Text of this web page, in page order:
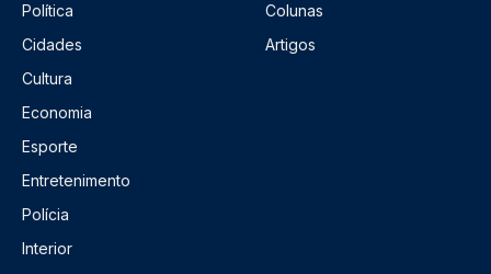
Política
Cidades
Cultura
Economia
Esporte
Entretenimento
Polícia
Interior
Colunas
Artigos